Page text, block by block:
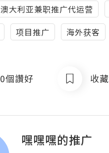
澳大利亚兼职推广代运营
项目推广 海外获客
0個讚好 收藏
嘿嘿嘿的推广